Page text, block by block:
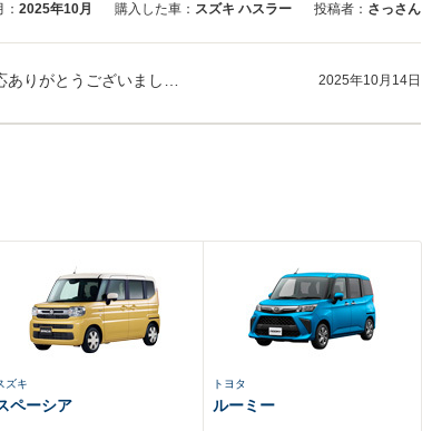
2025年10月 購入した車： スズキ ハスラー 投稿者： さっさん
2025年10月14日
ズキ
ペーシア
トヨタ
ルーミー